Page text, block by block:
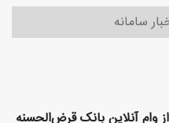
سامانه
وام آنلاین بانک قرض‌الحسنه